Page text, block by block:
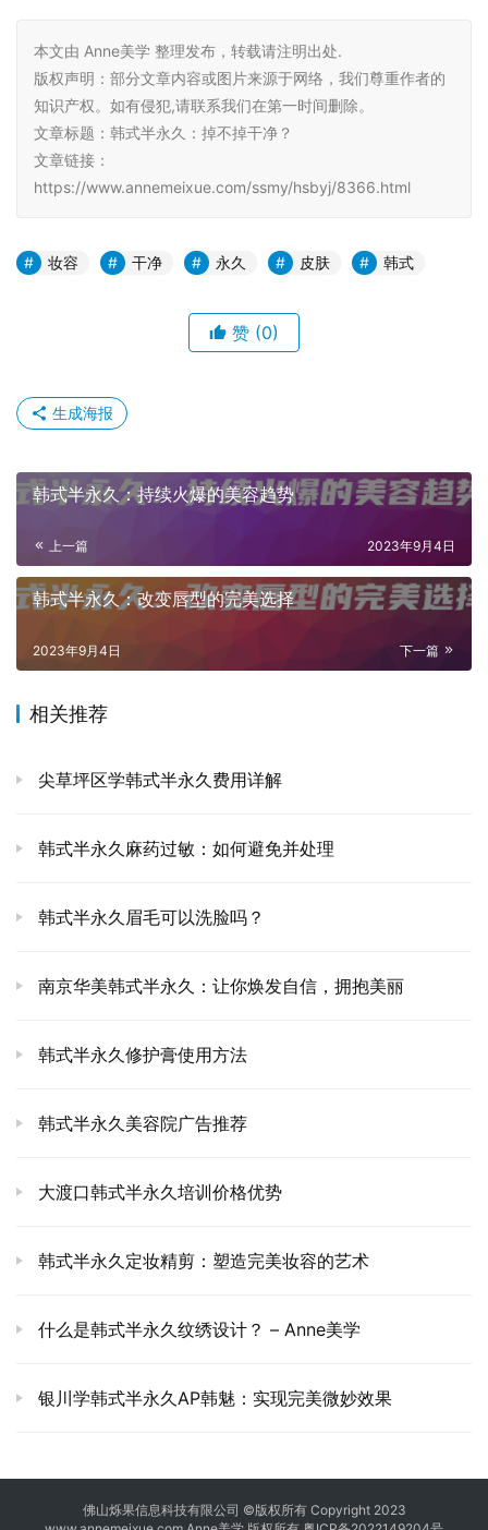
本文由 Anne美学 整理发布，转载请注明出处.
版权声明：部分文章内容或图片来源于网络，我们尊重作者的
知识产权。如有侵犯,请联系我们在第一时间删除。
文章标题：韩式半永久：掉不掉干净？
文章链接：
https://www.annemeixue.com/ssmy/hsbyj/8366.html
妆容 干净 永久 皮肤 韩式
赞 (0)
生成海报
韩式半永久：持续火爆的美容趋势
上一篇 2023年9月4日
韩式半永久：改变唇型的完美选择
下一篇
2023年9月4日
相关推荐
尖草坪区学韩式半永久费用详解
韩式半永久麻药过敏：如何避免并处理
韩式半永久眉毛可以洗脸吗？
南京华美韩式半永久：让你焕发自信，拥抱美丽
韩式半永久修护膏使用方法
韩式半永久美容院广告推荐
大渡口韩式半永久培训价格优势
韩式半永久定妆精剪：塑造完美妆容的艺术
什么是韩式半永久纹绣设计？ – Anne美学
银川学韩式半永久AP韩魅：实现完美微妙效果
佛山烁果信息科技有限公司 ©版权所有 Copyright 2023